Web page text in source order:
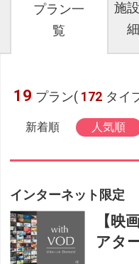
プラン一
覧
施
細
19 プラン( 172 タイ
新着順 人気順
インターネット限定
【映
アタ